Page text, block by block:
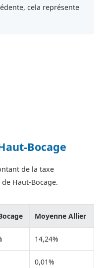
cela représente
Bocage
de la taxe
Haut-Bocage.
Moyenne Allier
14,24%
0,01%